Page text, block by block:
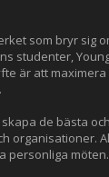
som bryr sig
studenter,
är att
de bästa
organisationer.
personliga möten.